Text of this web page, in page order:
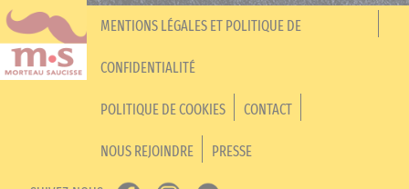
MENTIONS LÉGALES ET POLITIQUE DE
CONFIDENTIALITÉ
POLITIQUE DE COOKIES CONTACT
NOUS REJOINDRE PRESSE